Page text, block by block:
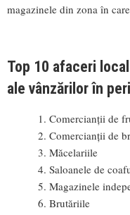
magazinele din zona în
Top 10 afaceri
ale vânzărilor în
Comercianții de
Comercianții de
Măcelariile
Saloanele de
Magazinele
Brutăriile